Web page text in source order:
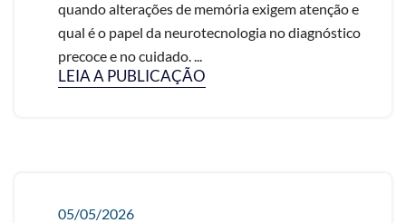
quando alterações de memória exigem atenção e
qual é o papel da neurotecnologia no diagnóstico
precoce e no cuidado. ...
LEIA A PUBLICAÇÃO
05/05/2026